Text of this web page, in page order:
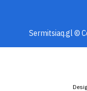
Sermitsiaq.gl ©